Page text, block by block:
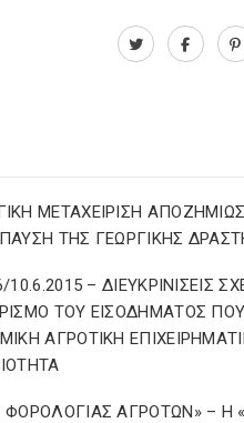
ΜΕΤΑΧΕΙΡΙΣΗ
ΤΗΣ ΓΕΩΡΓΙΚΗΣ
– ΔΙΕΥΚΡΙΝΙΣΕΙΣ
ΤΟΥ ΕΙΣΟΔΗΜΑΤΟΣ
ΑΓΡΟΤΙΚΗ
ΦΟΡΟΛΟΓΙΑΣ ΑΓΡΟΤΩΝ» – Η